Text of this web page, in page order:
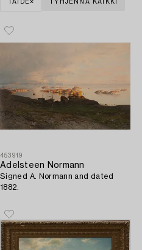
TAIDE TYHJENNÄ KAIKKI
453919
Adelsteen Normann
Signed A. Normann and dated
1882.